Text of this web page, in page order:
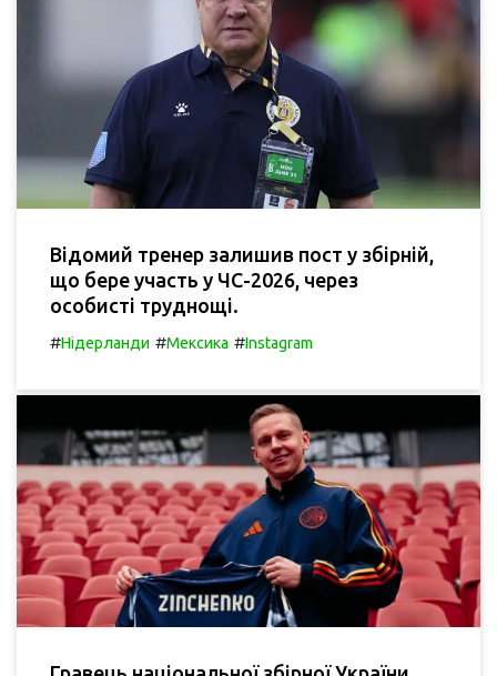
Відомий тренер залишив пост у збірній,
що бере участь у ЧС-2026, через
особисті труднощі.
#Нідерланди #Мексика #Instagram